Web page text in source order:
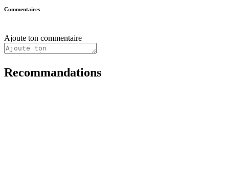
Commentaires
Ajoute ton commentaire
Recommandations